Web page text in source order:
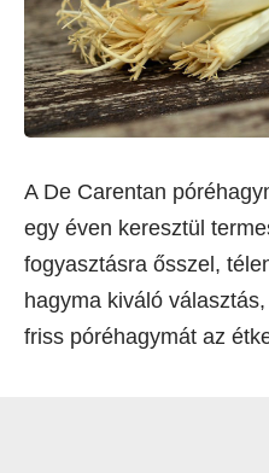
A De Carentan
egy éven keresztül
fogyasztásra ősszel,
hagyma kiváló
friss póréhagymát az